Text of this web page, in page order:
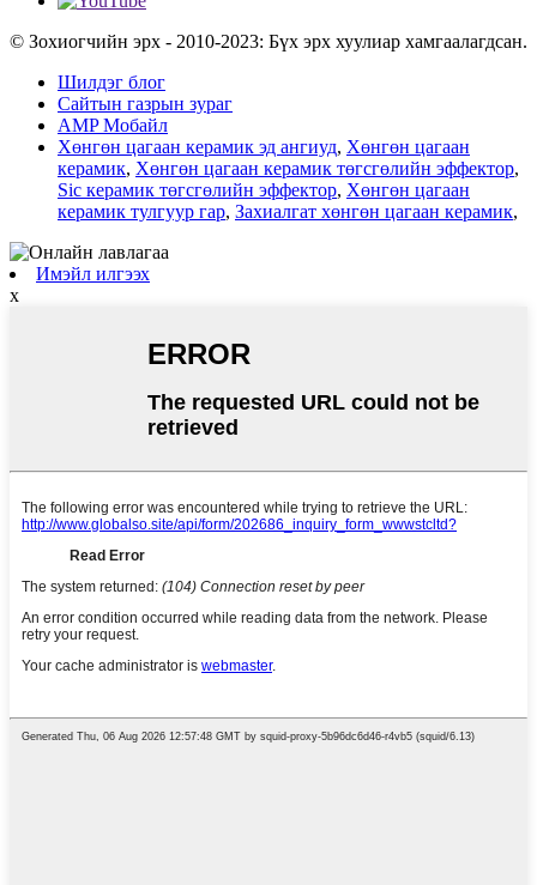
© Зохиогчийн эрх - 2010-2023: Бүх эрх хуулиар хамгаалагдсан.
Шилдэг блог
Сайтын газрын зураг
AMP Мобайл
Хөнгөн цагаан керамик эд ангиуд, Хөнгөн цагаан
керамик, Хөнгөн цагаан керамик төгсгөлийн эффектор,
Sic керамик төгсгөлийн эффектор, Хөнгөн цагаан
керамик тулгуур гар, Захиалгат хөнгөн цагаан керамик,
Имэйл илгээх
x